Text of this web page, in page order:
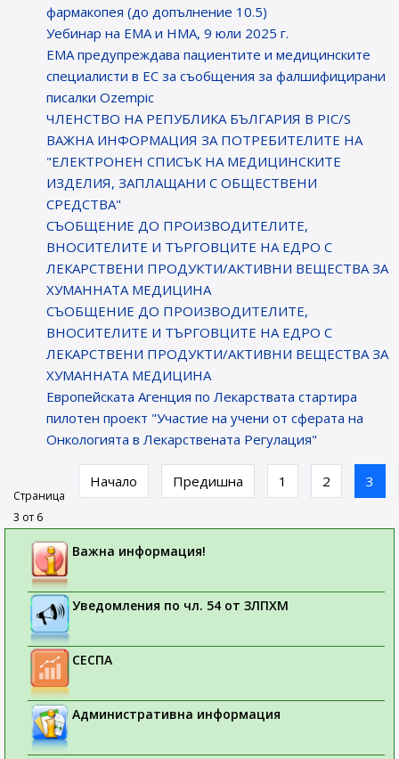
фармакопея (до допълнение 10.5)
Уебинар на ЕМА и НМА, 9 юли 2025 г.
EMA предупреждава пациентите и медицинските
специалисти в ЕС за съобщения за фалшифицирани
писалки Ozempic
ЧЛЕНСТВО НА РЕПУБЛИКА БЪЛГАРИЯ В PIC/S
ВАЖНА ИНФОРМАЦИЯ ЗА ПОТРЕБИТЕЛИТЕ НА
"ЕЛЕКТРОНЕН СПИСЪК НА МЕДИЦИНСКИТЕ
ИЗДЕЛИЯ, ЗАПЛАЩАНИ С ОБЩЕСТВЕНИ
СРЕДСТВА"
СЪОБЩЕНИЕ ДО ПРОИЗВОДИТЕЛИТЕ,
ВНОСИТЕЛИТЕ И ТЪРГОВЦИТЕ НА ЕДРО С
ЛЕКАРСТВЕНИ ПРОДУКТИ/АКТИВНИ ВЕЩЕСТВА ЗА
ХУМАННАТА МЕДИЦИНА
СЪОБЩЕНИЕ ДО ПРОИЗВОДИТЕЛИТЕ,
ВНОСИТЕЛИТЕ И ТЪРГОВЦИТЕ НА ЕДРО С
ЛЕКАРСТВЕНИ ПРОДУКТИ/АКТИВНИ ВЕЩЕСТВА ЗА
ХУМАННАТА МЕДИЦИНА
Европейската Агенция по Лекарствата стартира
пилотен проект "Участие на учени от сферата на
Онкологията в Лекарствената Регулация"
Страница
3 от 6
Начало Предишна 1 2 3
Важна информация!
Уведомления по чл. 54 от ЗЛПХМ
СЕСПА
Административна информация